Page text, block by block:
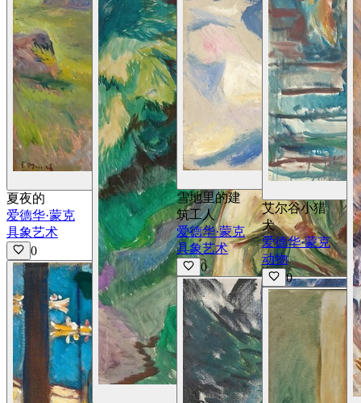
夏夜的
爱德华·蒙克
具象艺术
0
查看详情
雪地里的建
筑工人
爱德华·蒙克
具象艺术
0
艾尔谷小猎
犬
爱德华·蒙克
动物
0